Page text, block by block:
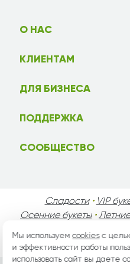
О НАС
КЛИЕНТАМ
ДЛЯ БИЗНЕСА
ПОДДЕРЖКА
СООБЩЕСТВО
Сладости• VIP
Осенние букеты•
День
Мы используемcookiesс
и эффективности работы
использовать сайт вы даете